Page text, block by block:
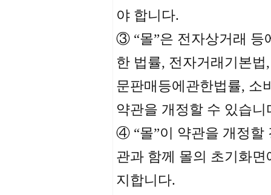
야 합니다.
③ “몰”은 전자상거래 등
한 법률, 전자거래기본
문판매등에관한법률, 소
약관을 개정할 수 있습니
④ “몰”이 약관을 개정할
관과 함께 몰의 초기화
지합니다.